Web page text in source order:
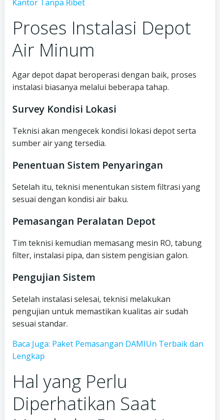
Kantor Tanpa Ribet
Proses Instalasi Depot
Air Minum
Agar depot dapat beroperasi dengan baik, proses
instalasi biasanya melalui beberapa tahap.
Survey Kondisi Lokasi
Teknisi akan mengecek kondisi lokasi depot serta
sumber air yang tersedia.
Penentuan Sistem Penyaringan
Setelah itu, teknisi menentukan sistem filtrasi yang
sesuai dengan kondisi air baku.
Pemasangan Peralatan Depot
Tim teknisi kemudian memasang mesin RO, tabung
filter, instalasi pipa, dan sistem pengisian galon.
Pengujian Sistem
Setelah instalasi selesai, teknisi melakukan
pengujian untuk memastikan kualitas air sudah
sesuai standar.
Baca Juga: Paket Pemasangan DAMIUn Terbaik dan
Lengkap
Hal yang Perlu
Diperhatikan Saat